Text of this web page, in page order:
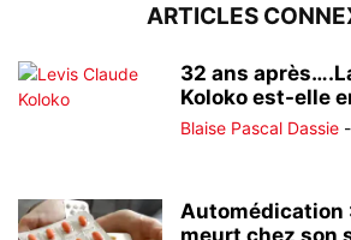
ARTICLES
32 ans
Koloko est-elle
Blaise Pascal Dassie -
Automédication
meurt chez son